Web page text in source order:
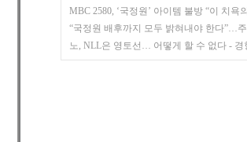
MBC 2580, ‘국정원’ 아이템 불방 “이 치
“국정원 배후까지 모두 밝혀내야 한다”…
노, NLL은 영토선… 어떻게 할 수 없다 - 경